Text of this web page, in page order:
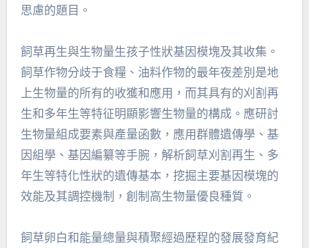
思慮的題目。
飼草再生與生物量生孩子性狀基因模塊及其收集。
飼草作物分歧于食糧、油料作物的最年夜差別是地
上生物量的所有的收獲和應用，而其具有的刈割再
生和多年生等特征明顯影響生物量的構成。應研討
生物量組成要素與產量函數，應用群體遺傳學、基
因組學、基因編纂等手腕，解析飼草刈割再生、多
年生等特化性狀的遺傳基本，挖掘主要基因模塊的
效能及其調控機制，創制高生物量優良種質。
飼草卵白和能量總量與積聚經過歷程的發展發育紀